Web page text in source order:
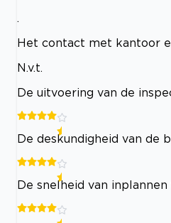
.
Het contact met kantoor
N.v.t.
De uitvoering van de
De deskundigheid van de
De snelheid van